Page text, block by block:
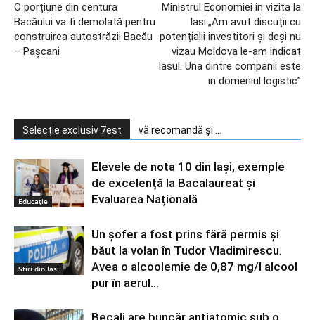
O porțiune din centura
Bacăului va fi demolată pentru
construirea autostrăzii Bacău
– Pașcani
Ministrul Economiei in vizita la
Iasi:„Am avut discuții cu
potențialii investitori și deși nu
vizau Moldova le-am indicat
Iasul. Una dintre companii este
in domeniul logistic”
Selecție exclusiv 7est vă recomandă și ...
Educație
Elevele de nota 10 din Iași, exemple
de excelență la Bacalaureat și
Evaluarea Națională
Stiri din Iasi
Un șofer a fost prins fără permis și
băut la volan în Tudor Vladimirescu.
Avea o alcoolemie de 0,87 mg/l alcool
pur în aerul...